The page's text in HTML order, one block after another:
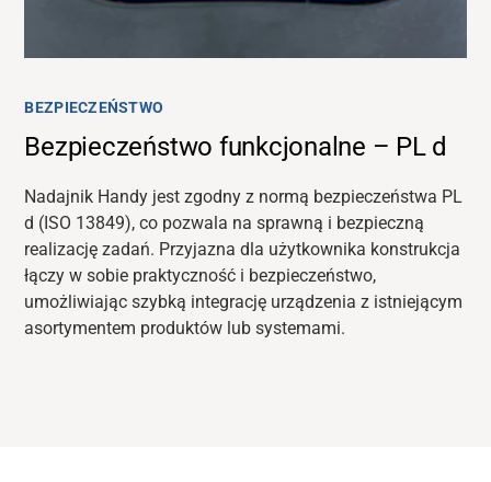
BEZPIECZEŃSTWO
Bezpieczeństwo funkcjonalne – PL d
Nadajnik Handy jest zgodny z normą bezpieczeństwa PL
d (ISO 13849), co pozwala na sprawną i bezpieczną
realizację zadań. Przyjazna dla użytkownika konstrukcja
łączy w sobie praktyczność i bezpieczeństwo,
umożliwiając szybką integrację urządzenia z istniejącym
asortymentem produktów lub systemami.